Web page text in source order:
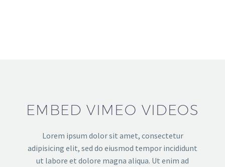
EMBED VIMEO VIDEOS
Lorem ipsum dolor sit amet, consectetur
adipisicing elit, sed do eiusmod tempor incididunt
ut labore et dolore magna aliqua. Ut enim ad